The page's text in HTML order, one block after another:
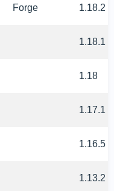
Forge 1.18.2
1.18.1
1.18
1.17.1
1.16.5
1.13.2